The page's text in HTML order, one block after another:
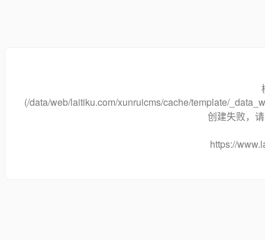
(/data/web/laitiku.com/xunruicms/cache/template/
创建失败，
https://